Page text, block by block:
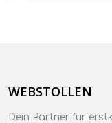
WEBSTOLLEN
Dein Partner für